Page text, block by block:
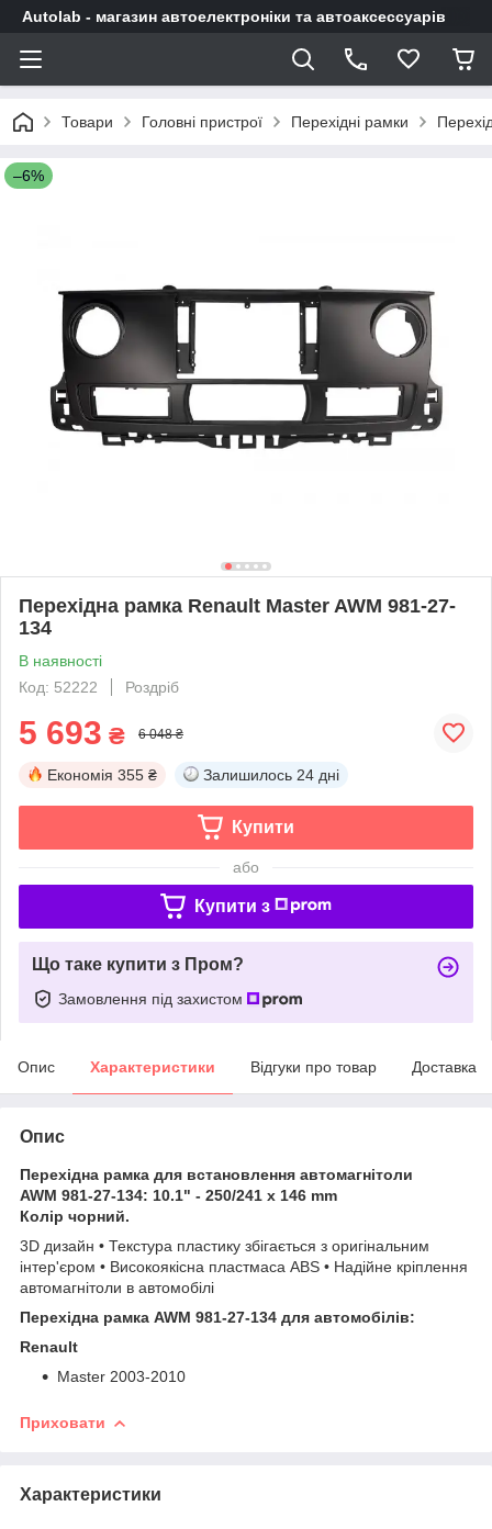
Autolab - магазин автоелектроніки та автоаксессуарів
Товари Головні пристрої Перехідні рамки
–6%
Перехідна рамка Renault Master AWM 981-27-
134
В наявності
Код: 52222
Роздріб
5 693 ₴ 6 048 ₴
Економія 355 ₴ Залишилось 24 дні
Купити
або
Купити з
Що таке купити з Пром?
Замовлення під захистом
Опис Характеристики Відгуки про товар Доставка
Опис
Перехідна рамка для встановлення автомагнітоли
AWM 981-27-134: 10.1" - 250/241 x 146 mm
Колір чорний.
3D дизайн • Текстура пластику збігається з оригінальним
інтер'єром • Високоякісна пластмаса ABS • Надійне кріплення
автомагнітоли в автомобілі
Перехідна рамка AWM 981-27-134 для автомобілів:
Renault
Master 2003-2010
Приховати
Характеристики